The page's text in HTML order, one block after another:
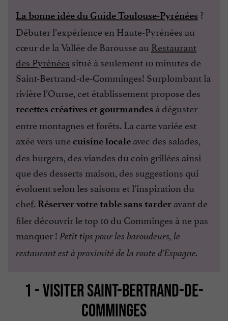
La bonne idée du Guide Toulouse-Pyrénées ?
Débuter l’expérience en Haute-Pyrénées au
cœur de la Vallée de Barousse au Restaurant
des Pyrénées situé à seulement 10 minutes de
Saint-Bertrand-de-Comminges! Surplombant la
rivière l’Ourse, cet établissement propose des
recettes créatives et gourmandes à déguster
entre montagnes et forêts. La carte variée est
axée vers une cuisine locale avec des salades,
des burgers, des viandes du coin grillées ainsi
que des desserts maison, des suggestions qui
évoluent selon les saisons et l’inspiration du
chef. Réserver votre table sans tarder avant de
filer découvrir le top 10 du Comminges à ne pas
manquer ! Petit tips pour les baroudeurs, le
restaurant est à proximité de la route d'Espagne.
1 - VISITER SAINT-BERTRAND-DE-
COMMINGES